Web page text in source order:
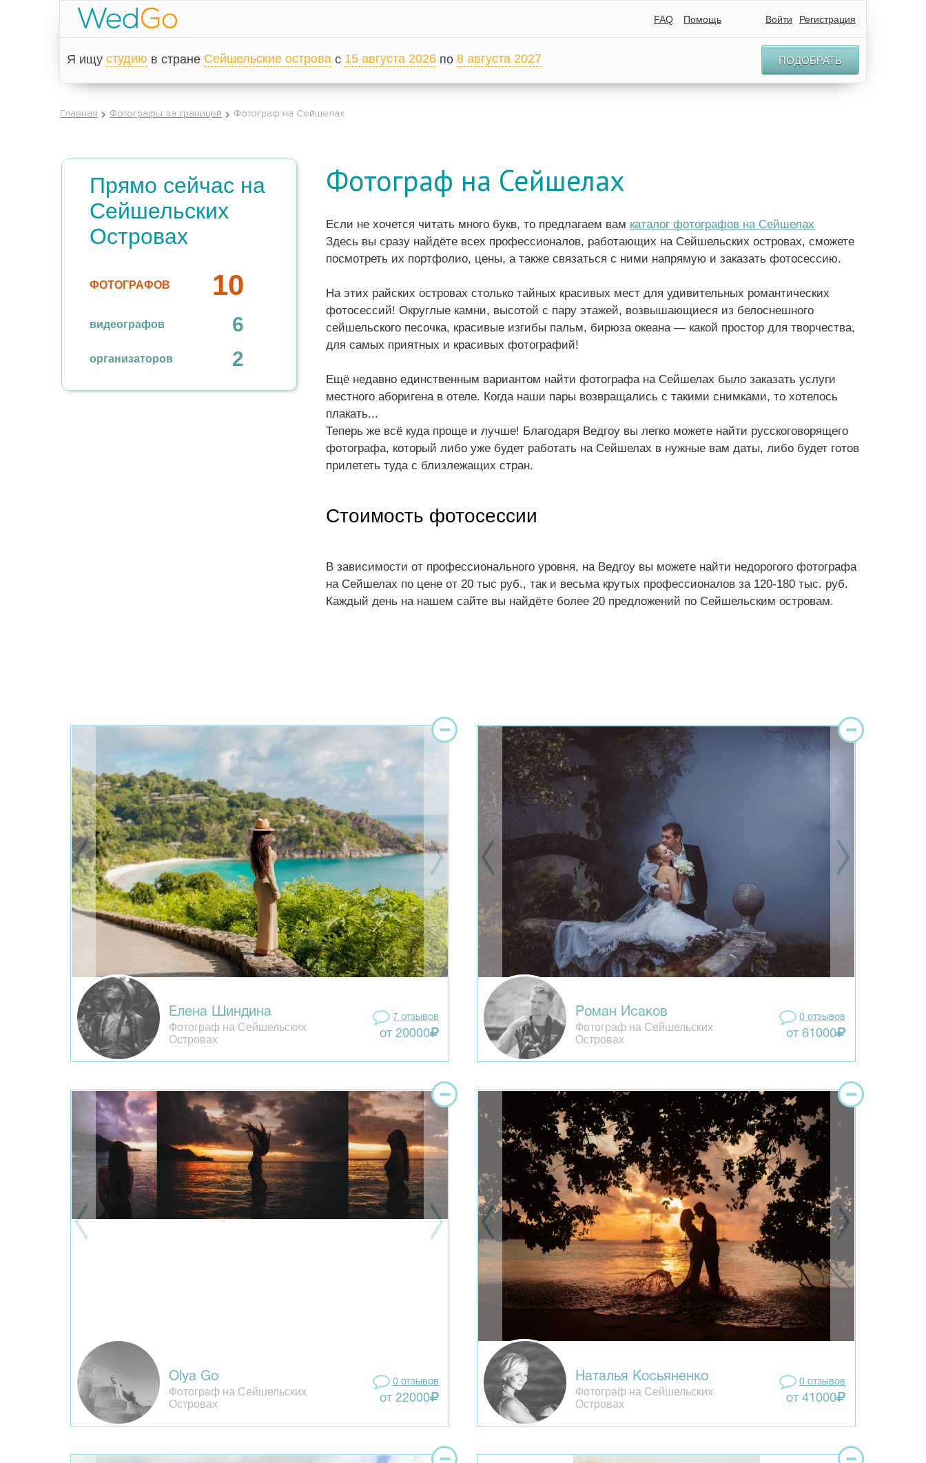
FAQ Помощь Войти Регистрация
Я ищу студию в стране Сейшельские острова с 15 августа 2026 по 8 августа 2027 ПОДОБРАТЬ
Главная Фотографы за границей Фотограф на Сейшелах
Прямо сейчас на
Сейшельских
Островах
ФОТОГРАФОВ 10
видеографов 6
организаторов 2
Фотограф на Сейшелах
Если не хочется читать много букв, то предлагаем вам каталог фотографов на Сейшелах
Здесь вы сразу найдёте всех профессионалов, работающих на Сейшельских островах, сможете
посмотреть их портфолио, цены, а также связаться с ними напрямую и заказать фотосессию.
На этих райских островах столько тайных красивых мест для удивительных романтических
фотосессий! Округлые камни, высотой с пару этажей, возвышающиеся из белоснешного
сейшельского песочка, красивые изгибы пальм, бирюза океана — какой простор для творчества,
для самых приятных и красивых фотографий!
Ещё недавно единственным вариантом найти фотографа на Сейшелах было заказать услуги
местного аборигена в отеле. Когда наши пары возвращались с такими снимками, то хотелось
плакать...
Теперь же всё куда проще и лучше! Благодаря Ведгоу вы легко можете найти русскоговорящего
фотографа, который либо уже будет работать на Сейшелах в нужные вам даты, либо будет готов
прилететь туда с близлежащих стран.
Стоимость фотосессии
В зависимости от профессионального уровня, на Ведгоу вы можете найти недорогого фотографа
на Сейшелах по цене от 20 тыс руб., так и весьма крутых профессионалов за 120-180 тыс. руб.
Каждый день на нашем сайте вы найдёте более 20 предложений по Сейшельским островам.
Елена Шиндина
Фотограф на Сейшельских
Островах
7 отзывов
от 20000
Роман Исаков
Фотограф на Сейшельских
Островах
0 отзывов
от 61000
Olya Go
Фотограф на Сейшельских
Островах
0 отзывов
от 22000
Наталья Косьяненко
Фотограф на Сейшельских
Островах
0 отзывов
от 41000